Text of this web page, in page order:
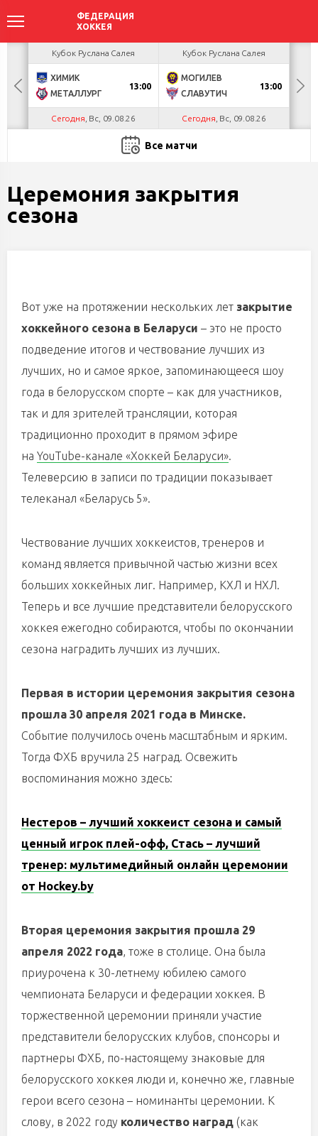
БУЛ
Кубок Руслана Салея
ХИМИК
МЕТАЛЛУРГ
13:00
Сегодня , Вс, 09.08.26
Кубок Руслана Салея
МОГИЛЕВ
СЛАВУТИЧ
13:00
Сегодня , Вс, 09.08.26
Все матчи
Церемония закрытия
сезона
Вот уже на протяжении нескольких лет закрытие
хоккейного сезона в Беларуси – это не просто
подведение итогов и чествование лучших из
лучших, но и самое яркое, запоминающееся шоу
года в белорусском спорте – как для участников,
так и для зрителей трансляции, которая
традиционно проходит в прямом эфире
на YouTube-канале «Хоккей Беларуси».
Телеверсию в записи по традиции показывает
телеканал «Беларусь 5».
Чествование лучших хоккеистов, тренеров и
команд является привычной частью жизни всех
больших хоккейных лиг. Например, КХЛ и НХЛ.
Теперь и все лучшие представители белорусского
хоккея ежегодно собираются, чтобы по окончании
сезона наградить лучших из лучших.
Первая в истории церемония закрытия сезона
прошла 30 апреля 2021 года в Минске.
Событие получилось очень масштабным и ярким.
Тогда ФХБ вручила 25 наград. Освежить
воспоминания можно здесь:
Нестеров – лучший хоккеист сезона и самый
ценный игрок плей-офф, Стась – лучший
тренер: мультимедийный онлайн церемонии
от Hockey.by
Вторая церемония закрытия прошла 29
апреля 2022 года, тоже в столице. Она была
приурочена к 30-летнему юбилею самого
чемпионата Беларуси и федерации хоккея. В
торжественной церемонии приняли участие
представители белорусских клубов, спонсоры и
партнеры ФХБ, по-настоящему знаковые для
белорусского хоккея люди и, конечно же, главные
герои всего сезона – номинанты церемонии. К
слову, в 2022 году количество наград (как